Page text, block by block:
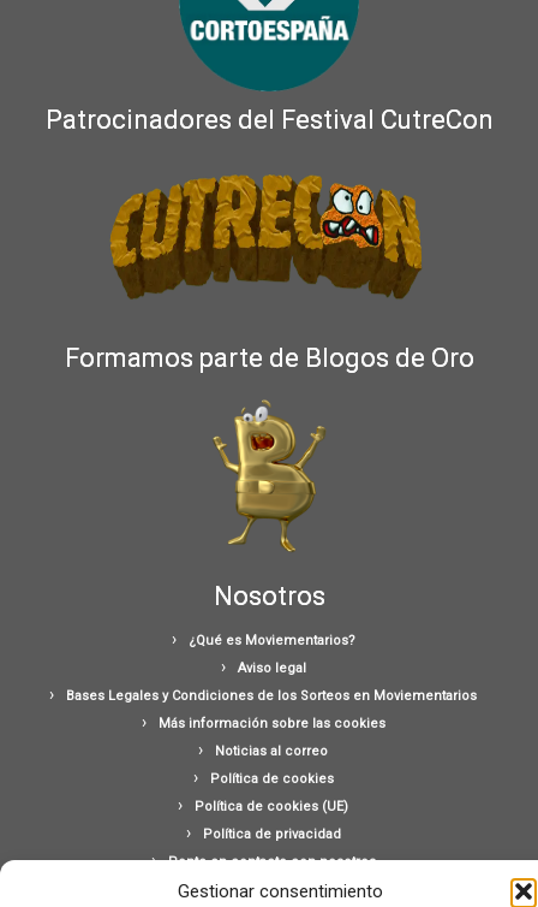
Gestionar consentimiento
Patrocinadores del Festival CutreCon
Formamos parte de Blogos de Oro
Nosotros
¿Qué es Moviementarios?
Aviso legal
Bases Legales y Condiciones de los Sorteos en Moviementarios
Más información sobre las cookies
Noticias al correo
Política de cookies
Política de cookies (UE)
Política de privacidad
Ponte en contacto con nosotros